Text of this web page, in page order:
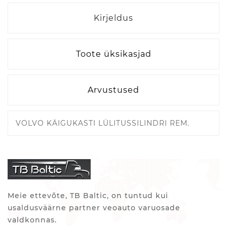
Kirjeldus
Toote üksikasjad
Arvustused
VOLVO KÄIGUKASTI LÜLITUSSILINDRI REM.
Meie ettevõte, TB Baltic, on tuntud kui
usaldusväärne partner veoauto varuosade
valdkonnas.